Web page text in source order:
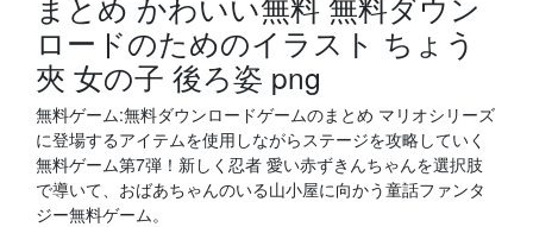
ロードのためのイラスト ちょう
夾 女の子 後ろ姿 png
無料ゲーム:無料ダウンロードゲームのまとめ マリオシリーズ
に登場するアイテムを使用しながらステージを攻略していく
無料ゲーム第7弾！新しく忍者 愛い赤ずきんちゃんを選択肢
で導いて、おばあちゃんのいる山小屋に向かう童話ファンタ
ジー無料ゲーム。